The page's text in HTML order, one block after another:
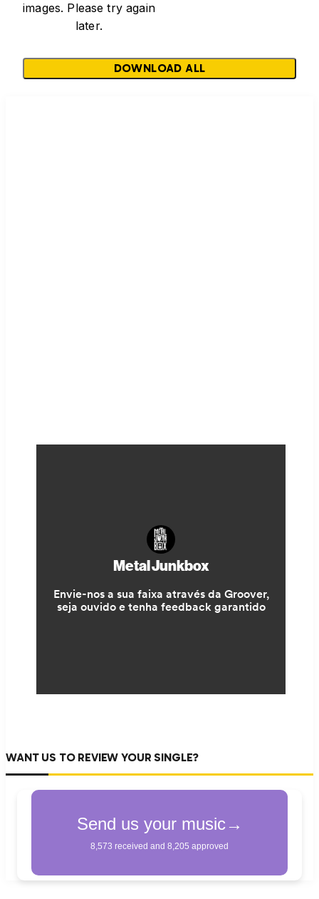
images. Please try again
later.
DOWNLOAD ALL
WANT US TO REVIEW YOUR SINGLE?